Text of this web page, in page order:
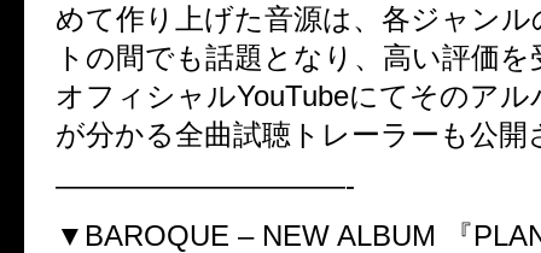
めて作り上げた音源は、各ジャン
トの間でも話題となり、高い評価
オフィシャルYouTubeにてそのアル
が分かる全曲試聴トレーラーも公開
——————————-
▼BAROQUE – NEW ALBUM 『